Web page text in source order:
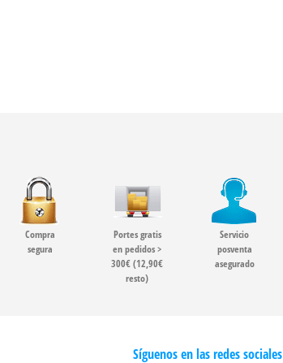
Compra
segura
Portes gratis
en pedidos >
300€ (12,90€
resto)
Servicio
posventa
asegurado
Síguenos en las redes sociales